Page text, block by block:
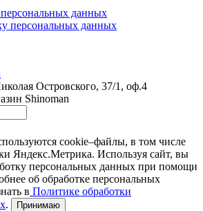
данных
персональных данных
Островского, 37/1, оф.4
Shinoman
cookie–файлы, в том числе
Яндекс.Метрика. Используя сайт, вы
персональных данных при помощи
об обработке персональных
в Политике обработки
. Принимаю